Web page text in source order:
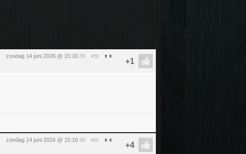
zondag 14 juni 2026 @ 15:16:36 #58
zondag 14 juni 2026 @ 15:16:40 #59